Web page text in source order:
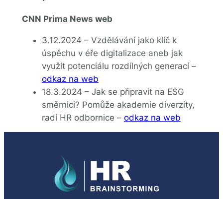
CNN Prima News web
3.12.2024 – Vzdělávání jako klíč k
úspěchu v éře digitalizace aneb jak
využít potenciálu rozdílných generací –
odkaz na web
18.3.2024 – Jak se připravit na ESG
směrnici? Pomůže akademie diverzity,
radí HR odbornice – odkaz na web